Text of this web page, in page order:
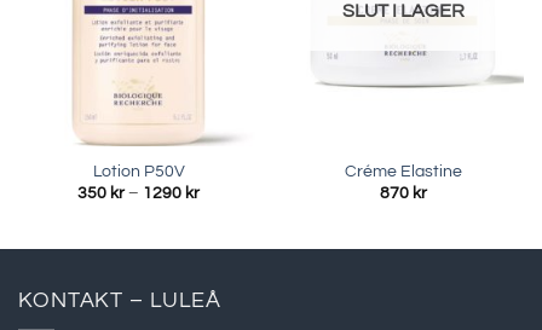
Lotion P50V
350 kr – 1290 krPrisintervall:
SLUT I LAGER
Créme Elastine
870 kr
KONTAKT – LULEÅ